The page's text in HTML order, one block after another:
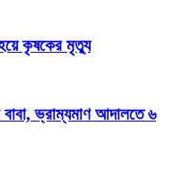
হয়ে কৃষকের মৃত্যু
ভ্রাম্যমাণ আদালতে ৬